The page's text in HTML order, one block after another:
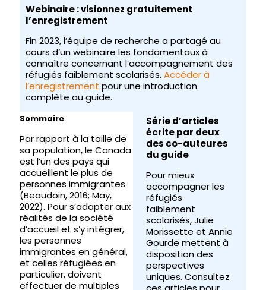
Webinaire : visionnez gratuitement
l’enregistrement
Fin 2023, l’équipe de recherche a partagé au
cours d’un webinaire les fondamentaux à
connaître concernant l’accompagnement des
réfugiés faiblement scolarisés. Accéder à
l’enregistrement pour une introduction
complète au guide.
Sommaire
Par rapport à la taille de
sa population, le Canada
est l’un des pays qui
accueillent le plus de
personnes immigrantes
(Beaudoin, 2016; May,
2022). Pour s’adapter aux
réalités de la société
d’accueil et s’y intégrer,
les personnes
immigrantes en général,
et celles réfugiées en
particulier, doivent
effectuer de multiples
Série d’articles
écrite par deux
des co-auteures
du guide
Pour mieux
accompagner les
réfugiés
faiblement
scolarisés, Julie
Morissette et Annie
Gourde mettent à
disposition des
perspectives
uniques. Consultez